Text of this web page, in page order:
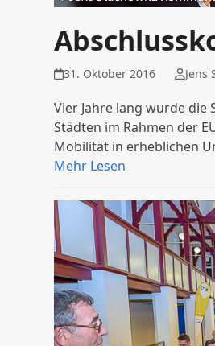
31. Oktober 2016 Jens
Vier Jahre lang wurde
Städten im Rahmen der
Mobilität in erheblichen
Mehr Lesen